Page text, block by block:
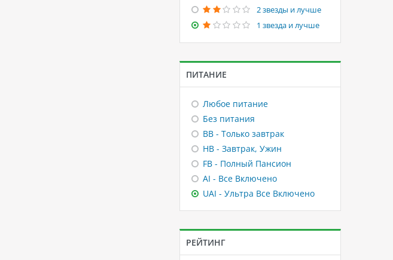
2 звезды и лучше
1 звезда и лучше
ПИТАНИЕ
Любое питание
Без питания
BB - Только завтрак
HB - Завтрак, Ужин
FB - Полный Пансион
AI - Все Включено
UAI - Ультра Все Включено
РЕЙТИНГ